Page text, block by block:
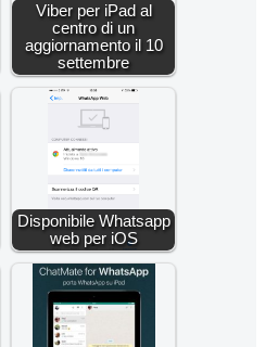
Viber per iPad al
centro di un
aggiornamento il 10
settembre
Disponibile Whatsapp
web per iOS